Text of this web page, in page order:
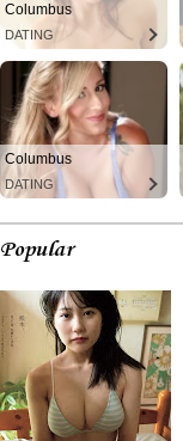
Columbus
DATING
Columbus
DATING
Popular